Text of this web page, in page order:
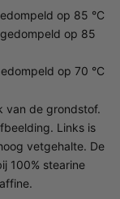
op 85 °C
op 85
op 70 °C
van de grondstof.
Links is
vetgehalte. De
100% stearine